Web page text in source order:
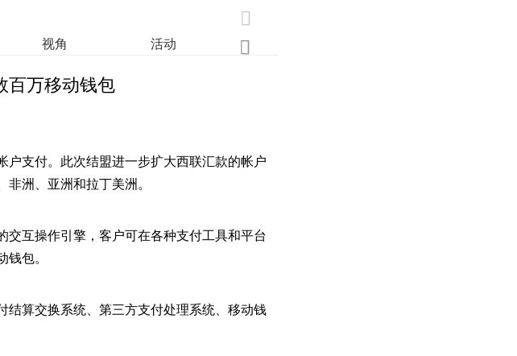

视角 活动 
百万移动钱包
支付。此次结盟进一步扩大西联汇款的帐户
洲、亚洲和拉丁美洲。
互操作引擎，客户可在各种支付工具和平台
包。
算交换系统、第三方支付处理系统、移动钱